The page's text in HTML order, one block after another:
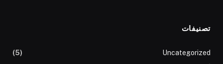
تصنيفات
Uncategorized
(5)